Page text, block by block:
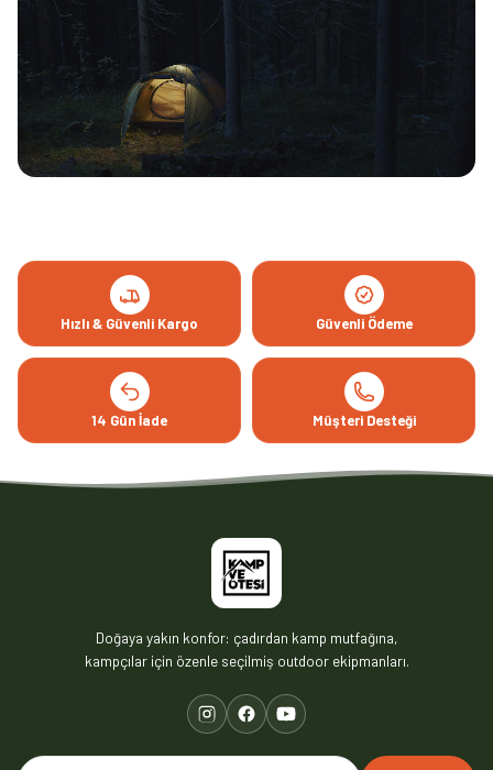
Hızlı & Güvenli Kargo Güvenli Ödeme
14 Gün İade Müşteri Desteği
Doğaya yakın konfor: çadırdan kamp mutfağına,
kampçılar için özenle seçilmiş outdoor ekipmanları.